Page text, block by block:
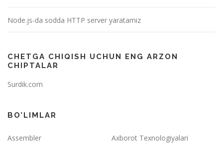
Node.js-da sodda HTTP server yaratamiz
CHETGA CHIQISH UCHUN ENG ARZON
CHIPTALAR
Surdik.com
BO’LIMLAR
Assembler
Axborot Texnologiyalari